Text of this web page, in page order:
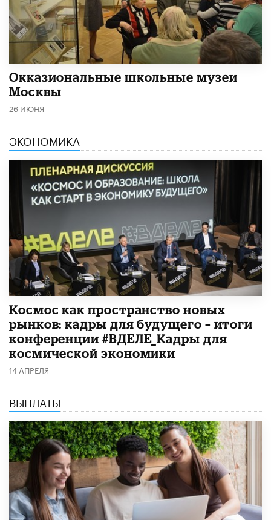
​Окказиональные школьные музеи
Москвы
26 ИЮНЯ
ЭКОНОМИКА
Космос как пространство новых
рынков: кадры для будущего – итоги
конференции #ВДЕЛЕ_Кадры для
космической экономики
14 АПРЕЛЯ
ВЫПЛАТЫ